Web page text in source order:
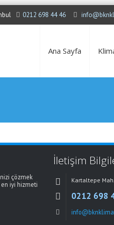
0212 698 44 46
Ana Sayfa
çözmek
iyi hizmeti
İletişim
Kartaltepe
0212 698